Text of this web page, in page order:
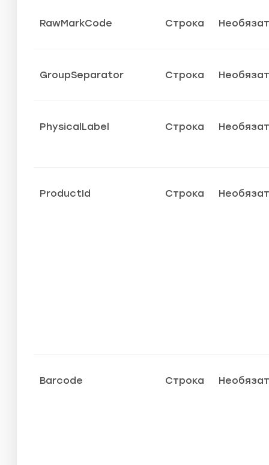
RawMarkCode Строка
GroupSeparator Строка
PhysicalLabel Строка
ProductId Строка
Barcode Строка